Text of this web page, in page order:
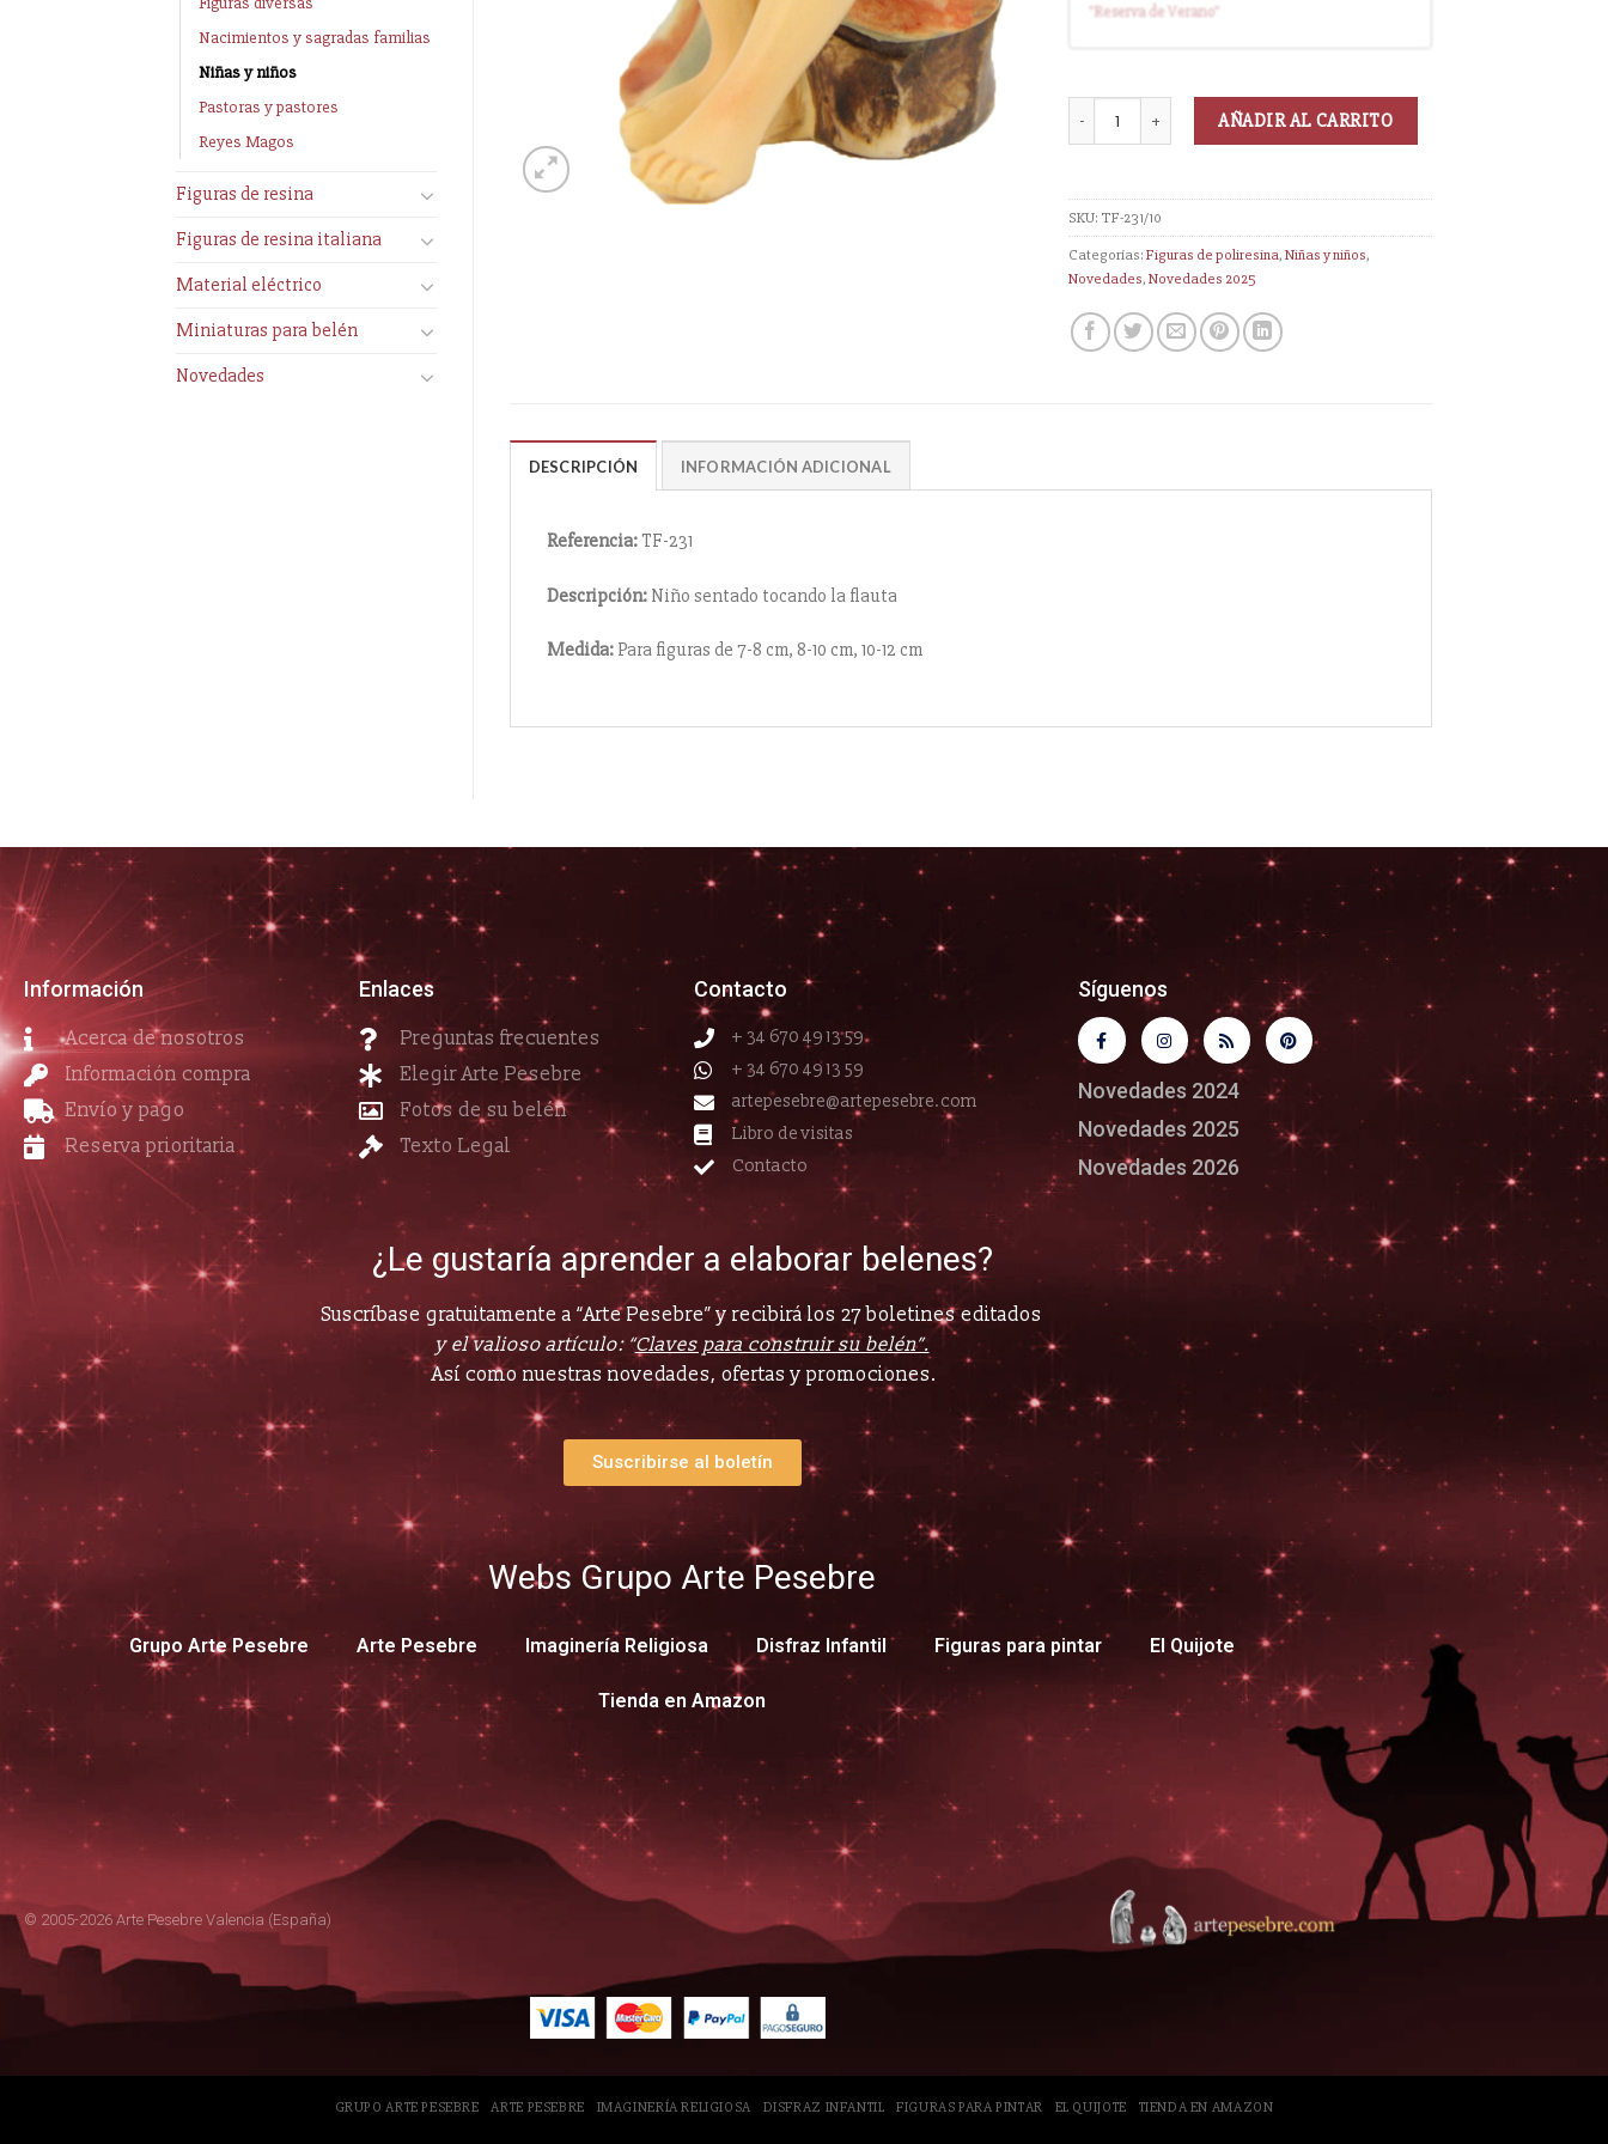
Nacimientos y sagradas familias
Niñas y niños
Pastoras y pastores
Reyes Magos
Figuras de resina
Figuras de resina italiana
Material eléctrico
Miniaturas para belén
Novedades
disponible (sin descuento)
"Reservade Verano"
AÑADIR AL CARRITO
SKU: TF-231/10
Categorías:Figuras de poliresina,Niñas y niños,
Novedades,Novedades 2025
DESCRIPCIÓN INFORMACIÓN ADICIONAL
Referencia:TF-231
Descripción:Niño sentado tocando la flauta
Medida:Para figuras de 7-8 cm, 8-10 cm, 10-12 cm
Información
Acerca de nosotros
Información compra
Envío y pago
Reserva prioritaria
Enlaces
Preguntas frecuentes
Elegir Arte Pesebre
Fotos de su belén
Texto Legal
Contacto
+ 34 670 49 13 59
+ 34 670 49 13 59
artepesebre@artepesebre.com
Libro de visitas
Contacto
Síguenos
Novedades 2024
Novedades 2025
Novedades 2026
¿Le gustaría aprender a elaborar belenes?
Suscríbase gratuitamente a “Arte Pesebre” y recibirá los 27 boletines editados
y el valioso artículo: “Claves para construir su belén”.
Así como nuestras novedades, ofertas y promociones.
Suscribirse al boletín
Webs Grupo Arte Pesebre
Grupo Arte Pesebre Arte Pesebre Imaginería Religiosa Disfraz Infantil Figuras para pintar El Quijote
Tienda en Amazon
© 2005-2026 Arte Pesebre Valencia (España)
GRUPO ARTE PESEBRE ARTE PESEBRE IMAGINERÍA RELIGIOSA DISFRAZ INFANTIL FIGURAS PARA PINTAR EL QUIJOTE TIENDA EN AMAZON